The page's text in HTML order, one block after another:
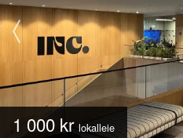
1 000 kr lokalleie